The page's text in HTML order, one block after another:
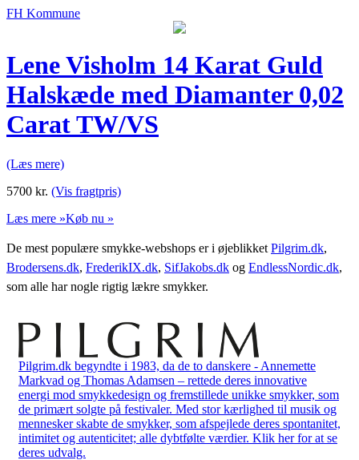
FH Kommune
Lene Visholm 14 Karat Guld
Halskæde med Diamanter 0,02
Carat TW/VS
(Læs mere)
5700 kr. (Vis fragtpris)
Læs mere »Køb nu »
De mest populære smykke-webshops er i øjeblikket Pilgrim.dk,
Brodersens.dk, FrederikIX.dk, SifJakobs.dk og EndlessNordic.dk,
som alle har nogle rigtig lækre smykker.
Pilgrim.dk begyndte i 1983, da de to danskere - Annemette
Markvad og Thomas Adamsen – rettede deres innovative
energi mod smykkedesign og fremstillede unikke smykker, som
de primært solgte på festivaler. Med stor kærlighed til musik og
mennesker skabte de smykker, som afspejlede deres spontanitet,
intimitet og autenticitet; alle dybtfølte værdier. Klik her for at se
deres udvalg.